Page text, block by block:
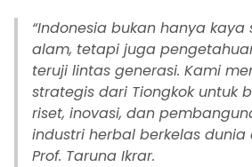
“Indonesia bukan hanya
alam, tetapi juga
teruji lintas generasi. Kami
strategis dari Tiongkok untuk
riset, inovasi, dan
industri herbal berkelas dunia
Prof. Taruna Ikrar.